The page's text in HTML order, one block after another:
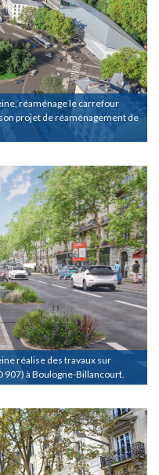
réaménage le carrefour
projet de réaménagement de
réalise des travaux sur
907) à Boulogne-Billancourt.